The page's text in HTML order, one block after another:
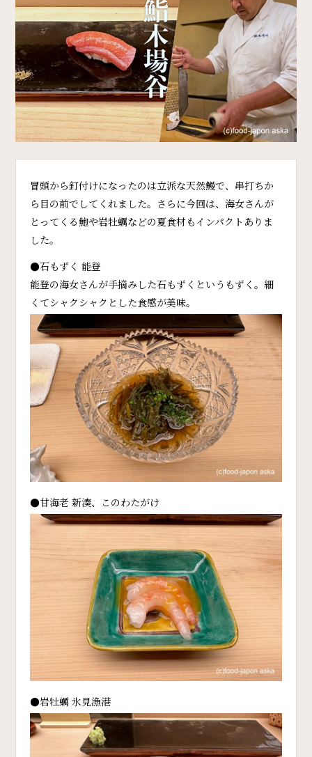
冒頭から釘付けになったのは立派な天然鰻で、串打ちか
ら目の前でしてくれました。さらに今回は、海女さんが
とってくる鮑や岩牡蠣などの夏食材もインパクトありま
した。
●石もずく 能登
能登の海女さんが手摘みした石もずくというもずく。細
くてシャクシャクとした食感が美味。
●甘海老 新湊、このわたがけ
●岩牡蠣 氷見漁港